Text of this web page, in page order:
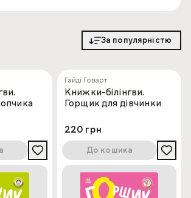
— від перших кроків у читанні
до школи та навчання в молодших класах.
Філософія
Ранок
працює з 1997 року та
із найширших асортиментів дитячої
в Україні. Щороку воно
нових назв, серед яких — книжки для
підлітків, а також видання для
За популярністю
Гайді Говарт
Книжки-білінгви.
Горщик для дівчинки
220 грн
До кошика